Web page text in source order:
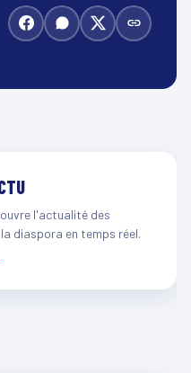
l'actualité des
diaspora en temps réel.